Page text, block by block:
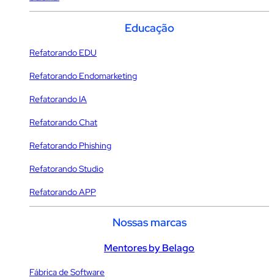
Educação
Refatorando EDU
Refatorando Endomarketing
Refatorando IA
Refatorando Chat
Refatorando Phishing
Refatorando Studio
Refatorando APP
Nossas marcas
Mentores by Belago
Fábrica de Software